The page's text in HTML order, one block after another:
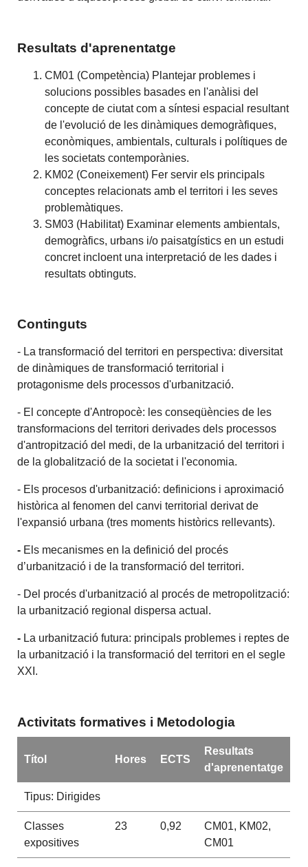
Resultats d'aprenentatge
CM01 (Competència) Plantejar problemes i
solucions possibles basades en l'anàlisi del
concepte de ciutat com a síntesi espacial resultant
de l'evolució de les dinàmiques demogràfiques,
econòmiques, ambientals, culturals i polítiques de
les societats contemporànies.
KM02 (Coneixement) Fer servir els principals
conceptes relacionats amb el territori i les seves
problemàtiques.
SM03 (Habilitat) Examinar elements ambientals,
demogràfics, urbans i/o paisatgístics en un estudi
concret incloent una interpretació de les dades i
resultats obtinguts.
Continguts
- La transformació del territori en perspectiva: diversitat
de dinàmiques de transformació territorial i
protagonisme dels processos d'urbanització.
- El concepte d'Antropocè: les conseqüències de les
transformacions del territori derivades dels processos
d'antropització del medi, de la urbanització del territori i
de la globalització de la societat i l'economia.
- Els procesos d'urbanització: definicions i aproximació
històrica al fenomen del canvi territorial derivat de
l'expansió urbana (tres moments històrics rellevants).
- Els mecanismes en la definició del procés
d’urbanització i de la transformació del territori.
- Del procés d'urbanització al procés de metropolització:
la urbanització regional dispersa actual.
- La urbanització futura: principals problemes i reptes de
la urbanització i la transformació del territori en el segle
XXI.
Activitats formatives i Metodologia
Títol Hores ECTS
Resultats
d'aprenentatge
Tipus: Dirigides
Classes
expositives
23 0,92
CM01, KM02,
CM01